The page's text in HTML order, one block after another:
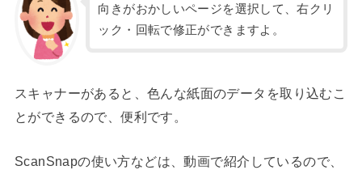
向きがおかしいページを選択して、右クリ
ック・回転で修正ができますよ。
スキャナーがあると、色んな紙面のデータを取り込むこ
とができるので、便利です。
ScanSnapの使い方などは、動画で紹介しているので、